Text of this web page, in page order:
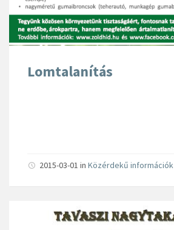
Lomtalanítás
2015-03-01 in Közérdekű információk